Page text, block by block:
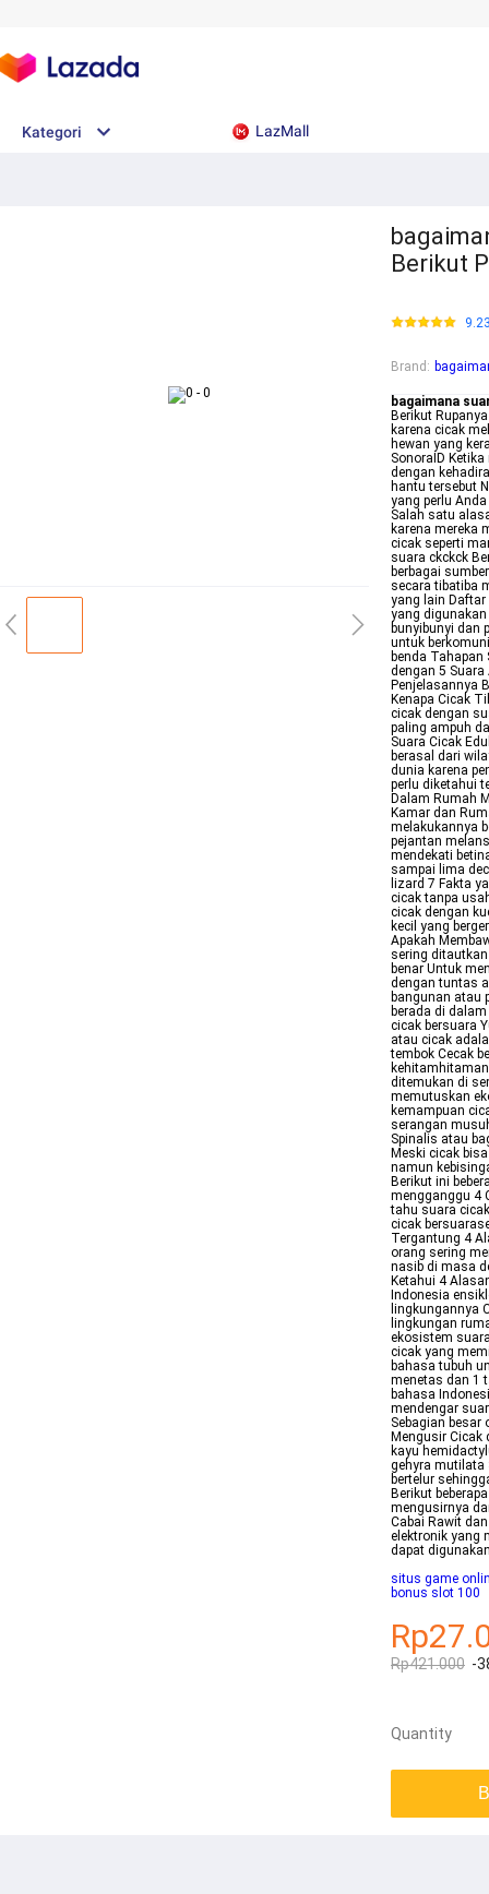
Kategori LazMall
Berikut
Brand :
bagaimana
Berikut
karena cicak
hewan yang
SonoraID
dengan
hantu tersebut
yang perlu
Salah satu
karena mereka
cicak seperti
suara ckckck
berbagai
secara tibatiba
yang lain Daftar
yang
bunyibunyi dan
untuk
benda Tahapan
dengan 5 Suara
Penjelasannya
Kenapa Cicak
cicak dengan
paling ampuh
Suara Cicak
berasal dari
dunia karena
perlu diketahui
Dalam Rumah
Kamar dan
melakukannya
pejantan
mendekati
sampai lima
lizard 7 Fakta
cicak tanpa
cicak dengan
kecil yang
Apakah
sering
benar Untuk
dengan tuntas
bangunan atau
berada di
cicak bersuara
atau cicak
tembok Cecak
ditemukan di
memutuskan
kemampuan
serangan
Spinalis atau
Meski cicak
namun
Berikut ini
mengganggu 4
tahu suara
cicak
Tergantung 4
orang sering
nasib di masa
Ketahui 4
Indonesia
lingkungannya
lingkungan
ekosistem
cicak yang
bahasa tubuh
menetas dan 1
bahasa
mendengar
Sebagian
Mengusir
kayu
gehyra mutilata
bertelur
Berikut
mengusirnya
Cabai Rawit
elektronik yang
dapat
situs game
bonus slot 100
Rp421.000 -
Quantity